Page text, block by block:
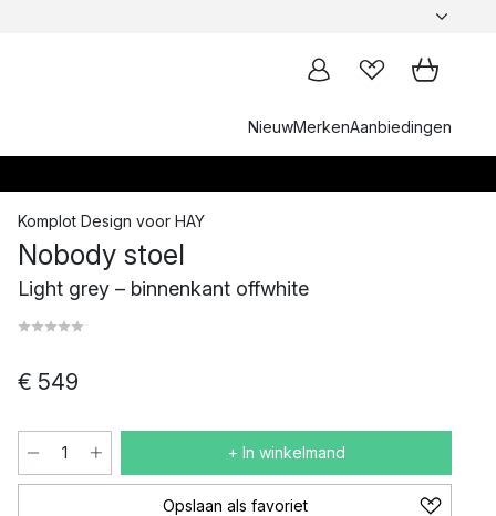
NieuwMerkenAanbiedingen
Komplot Design voor HAY
Nobody stoel
Light grey – binnenkant offwhite
€ 549
+ In winkelmand
Opslaan als favoriet